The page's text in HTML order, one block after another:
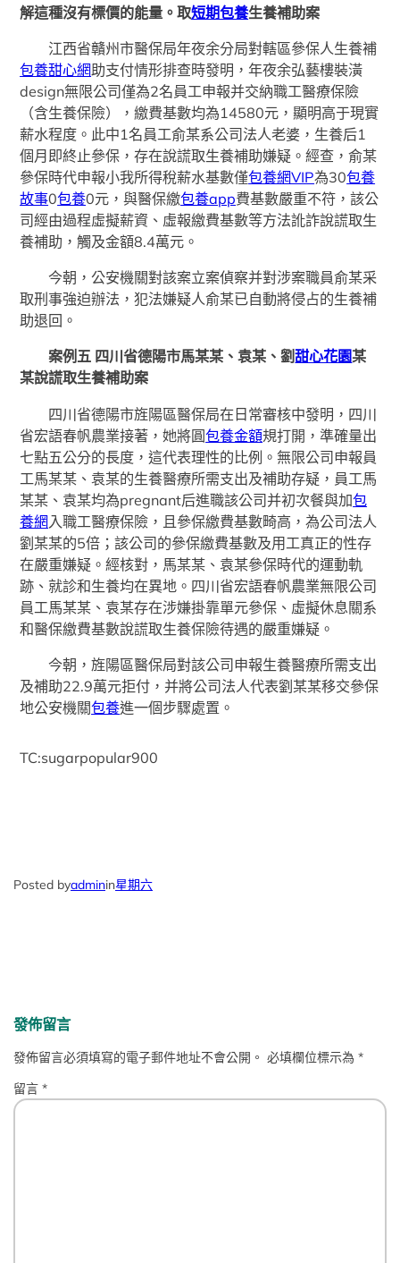
解這種沒有標價的能量。取短期包養生養補助案
江西省贛州市醫保局年夜余分局對轄區參保人生養補
包養甜心網助支付情形排查時發明，年夜余弘藝樓裝潢
design無限公司僅為2名員工申報并交納職工醫療保險
（含生養保險），繳費基數均為14580元，顯明高于現實
薪水程度。此中1名員工俞某系公司法人老婆，生養后1
個月即終止參保，存在說謊取生養補助嫌疑。經查，俞某
參保時代申報小我所得稅薪水基數僅包養網VIP為30包養
故事0包養0元，與醫保繳包養app費基數嚴重不符，該公
司經由過程虛擬薪資、虛報繳費基數等方法訛詐說謊取生
養補助，觸及金額8.4萬元。
今朝，公安機關對該案立案偵察并對涉案職員俞某采
取刑事強迫辦法，犯法嫌疑人俞某已自動將侵占的生養補
助退回。
案例五 四川省德陽市馬某某、袁某、劉甜心花園某
某說謊取生養補助案
四川省德陽市旌陽區醫保局在日常審核中發明，四川
省宏語春帆農業接著，她將圓包養金額規打開，準確量出
七點五公分的長度，這代表理性的比例。無限公司申報員
工馬某某、袁某的生養醫療所需支出及補助存疑，員工馬
某某、袁某均為pregnant后進職該公司并初次餐與加包
養網入職工醫療保險，且參保繳費基數畸高，為公司法人
劉某某的5倍；該公司的參保繳費基數及用工真正的性存
在嚴重嫌疑。經核對，馬某某、袁某參保時代的運動軌
跡、就診和生養均在異地。四川省宏語春帆農業無限公司
員工馬某某、袁某存在涉嫌掛靠單元參保、虛擬休息關系
和醫保繳費基數說謊取生養保險待遇的嚴重嫌疑。
今朝，旌陽區醫保局對該公司申報生養醫療所需支出
及補助22.9萬元拒付，并將公司法人代表劉某某移交參保
地公安機關包養進一個步驟處置。
TC:sugarpopular900
Posted byadminin星期六
發佈留言
發佈留言必須填寫的電子郵件地址不會公開。 必填欄位標示為*
留言*